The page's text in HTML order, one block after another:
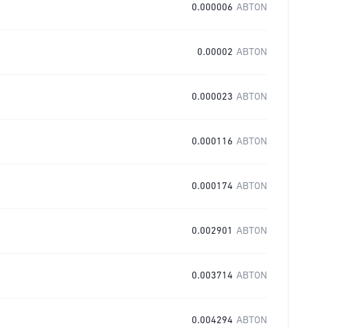
0.000006 ABTON
0.00002 ABTON
0.000023 ABTON
0.000116 ABTON
0.000174 ABTON
0.002901 ABTON
0.003714 ABTON
0.004294 ABTON